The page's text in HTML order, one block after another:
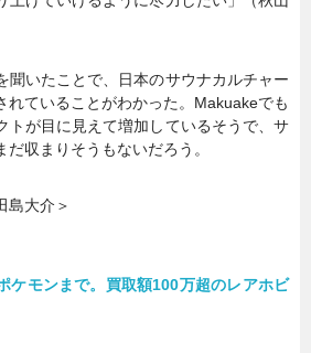
聞いたことで、日本のサウナカルチャー
れていることがわかった。Makuakeでも
トが目に見えて増加しているそうで、サ
収まりそうもないだろう。
島大介＞
ケモンまで。買取額100万超のレアホビ